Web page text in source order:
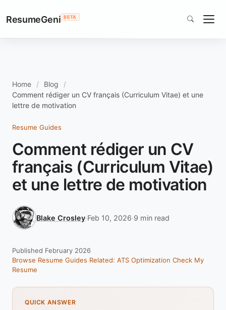
ResumeGeni BETA
Home
Blog
Comment rédiger un CV français (Curriculum Vitae) et une
lettre de motivation
Resume Guides
Comment rédiger un CV
français (Curriculum Vitae)
et une lettre de motivation
Blake Crosley·Feb 10, 2026·9 min read
Published February 2026
Browse Resume Guides Related: ATS Optimization Check My
Resume
QUICK ANSWER